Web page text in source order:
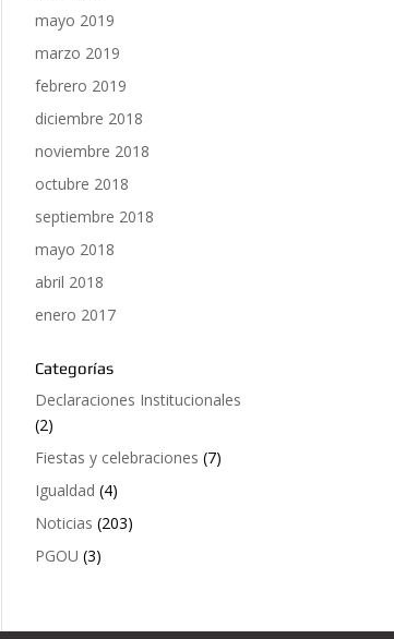
mayo 2019
marzo 2019
febrero 2019
diciembre 2018
noviembre 2018
octubre 2018
septiembre 2018
mayo 2018
abril 2018
enero 2017
Categorías
Declaraciones Institucionales
(2)
Fiestas y celebraciones (7)
Igualdad (4)
Noticias (203)
PGOU (3)